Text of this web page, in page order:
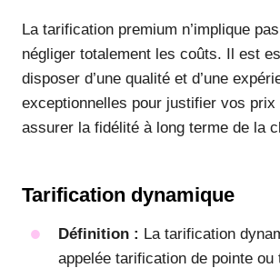
La tarification premium n’implique
négliger totalement les coûts. Il est
disposer d’une qualité et d’une
exceptionnelles pour justifier vos prix
assurer la fidélité à long terme de la
Tarification dynamique
Définition : La tarification
appelée tarification de pointe ou